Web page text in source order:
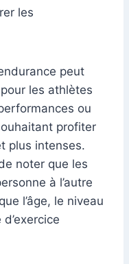
les
peut
les athlètes
ou
profiter
plus intenses.
noter que les
à l’autre
l’âge, le niveau